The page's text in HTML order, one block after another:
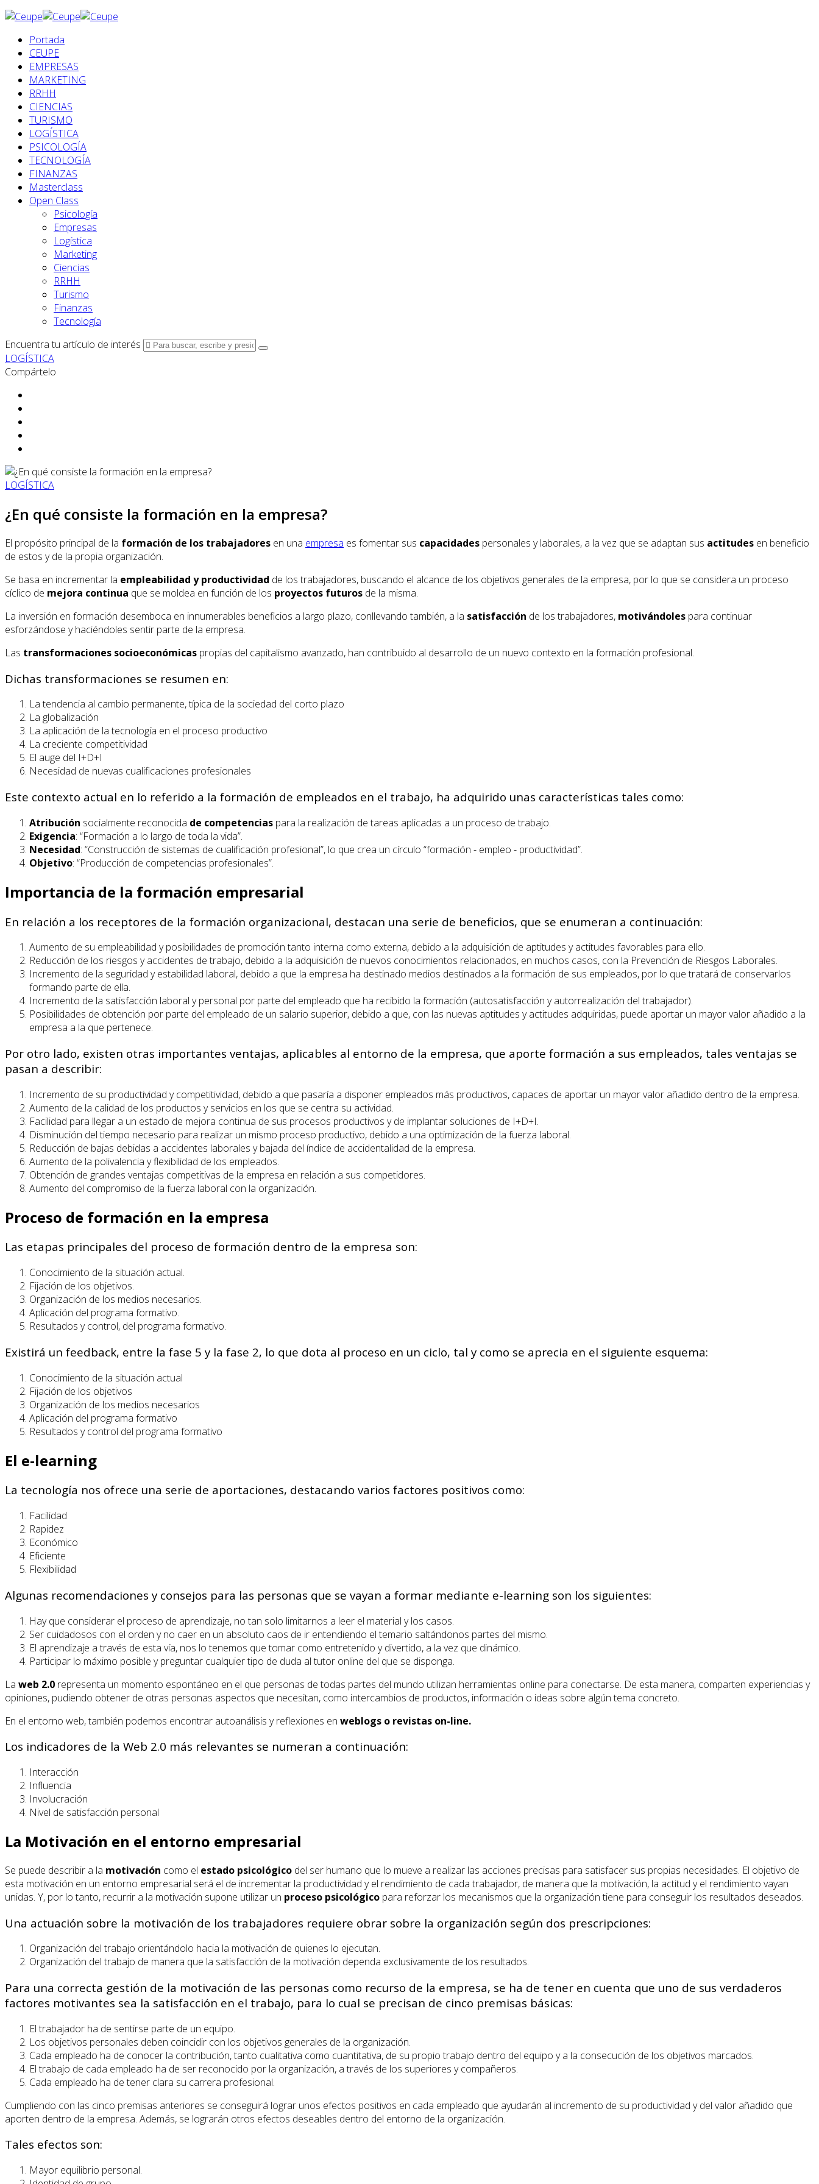
Portada
CEUPE
EMPRESAS
MARKETING
RRHH
CIENCIAS
TURISMO
LOGÍSTICA
PSICOLOGÍA
TECNOLOGÍA
FINANZAS
Masterclass
Open Class
Psicología
Empresas
Logística
Marketing
Ciencias
RRHH
Turismo
Finanzas
Tecnología
Encuentra tu artículo de interés
LOGÍSTICA
Compártelo
LOGÍSTICA
¿En qué consiste la formación en la empresa?
El propósito principal de la formación de los trabajadores en una empresa es fomentar sus capacidades personales y laborales, a la vez que se adaptan sus actitudes en beneficio
de estos y de la propia organización.
Se basa en incrementar la empleabilidad y productividad de los trabajadores, buscando el alcance de los objetivos generales de la empresa, por lo que se considera un proceso
cíclico de mejora continua que se moldea en función de los proyectos futuros de la misma.
La inversión en formación desemboca en innumerables beneficios a largo plazo, conllevando también, a la satisfacción de los trabajadores, motivándoles para continuar
esforzándose y haciéndoles sentir parte de la empresa.
Las transformaciones socioeconómicas propias del capitalismo avanzado, han contribuido al desarrollo de un nuevo contexto en la formación profesional.
Dichas transformaciones se resumen en:
La tendencia al cambio permanente, típica de la sociedad del corto plazo
La globalización
La aplicación de la tecnología en el proceso productivo
La creciente competitividad
El auge del I+D+I
Necesidad de nuevas cualificaciones profesionales
Este contexto actual en lo referido a la formación de empleados en el trabajo, ha adquirido unas características tales como:
Atribución socialmente reconocida de competencias para la realización de tareas aplicadas a un proceso de trabajo.
Exigencia: “Formación a lo largo de toda la vida”.
Necesidad: “Construcción de sistemas de cualificación profesional”, lo que crea un círculo “formación - empleo - productividad”.
Objetivo: “Producción de competencias profesionales”.
Importancia de la formación empresarial
En relación a los receptores de la formación organizacional, destacan una serie de beneficios, que se enumeran a continuación:
Aumento de su empleabilidad y posibilidades de promoción tanto interna como externa, debido a la adquisición de aptitudes y actitudes favorables para ello.
Reducción de los riesgos y accidentes de trabajo, debido a la adquisición de nuevos conocimientos relacionados, en muchos casos, con la Prevención de Riesgos Laborales.
Incremento de la seguridad y estabilidad laboral, debido a que la empresa ha destinado medios destinados a la formación de sus empleados, por lo que tratará de conservarlos
formando parte de ella.
Incremento de la satisfacción laboral y personal por parte del empleado que ha recibido la formación (autosatisfacción y autorrealización del trabajador).
Posibilidades de obtención por parte del empleado de un salario superior, debido a que, con las nuevas aptitudes y actitudes adquiridas, puede aportar un mayor valor añadido a la
empresa a la que pertenece.
Por otro lado, existen otras importantes ventajas, aplicables al entorno de la empresa, que aporte formación a sus empleados, tales ventajas se
pasan a describir:
Incremento de su productividad y competitividad, debido a que pasaría a disponer empleados más productivos, capaces de aportar un mayor valor añadido dentro de la empresa.
Aumento de la calidad de los productos y servicios en los que se centra su actividad.
Facilidad para llegar a un estado de mejora continua de sus procesos productivos y de implantar soluciones de I+D+I.
Disminución del tiempo necesario para realizar un mismo proceso productivo, debido a una optimización de la fuerza laboral.
Reducción de bajas debidas a accidentes laborales y bajada del índice de accidentalidad de la empresa.
Aumento de la polivalencia y flexibilidad de los empleados.
Obtención de grandes ventajas competitivas de la empresa en relación a sus competidores.
Aumento del compromiso de la fuerza laboral con la organización.
Proceso de formación en la empresa
Las etapas principales del proceso de formación dentro de la empresa son:
Conocimiento de la situación actual.
Fijación de los objetivos.
Organización de los medios necesarios.
Aplicación del programa formativo.
Resultados y control, del programa formativo.
Existirá un feedback, entre la fase 5 y la fase 2, lo que dota al proceso en un ciclo, tal y como se aprecia en el siguiente esquema:
Conocimiento de la situación actual
Fijación de los objetivos
Organización de los medios necesarios
Aplicación del programa formativo
Resultados y control del programa formativo
El e-learning
La tecnología nos ofrece una serie de aportaciones, destacando varios factores positivos como:
Facilidad
Rapidez
Económico
Eficiente
Flexibilidad
Algunas recomendaciones y consejos para las personas que se vayan a formar mediante e-learning son los siguientes:
Hay que considerar el proceso de aprendizaje, no tan solo limitarnos a leer el material y los casos.
Ser cuidadosos con el orden y no caer en un absoluto caos de ir entendiendo el temario saltándonos partes del mismo.
El aprendizaje a través de esta vía, nos lo tenemos que tomar como entretenido y divertido, a la vez que dinámico.
Participar lo máximo posible y preguntar cualquier tipo de duda al tutor online del que se disponga.
La web 2.0 representa un momento espontáneo en el que personas de todas partes del mundo utilizan herramientas online para conectarse. De esta manera, comparten experiencias y
opiniones, pudiendo obtener de otras personas aspectos que necesitan, como intercambios de productos, información o ideas sobre algún tema concreto.
En el entorno web, también podemos encontrar autoanálisis y reflexiones en weblogs o revistas on-line.
Los indicadores de la Web 2.0 más relevantes se numeran a continuación:
Interacción
Influencia
Involucración
Nivel de satisfacción personal
La Motivación en el entorno empresarial
Se puede describir a la motivación como el estado psicológico del ser humano que lo mueve a realizar las acciones precisas para satisfacer sus propias necesidades. El objetivo de
esta motivación en un entorno empresarial será el de incrementar la productividad y el rendimiento de cada trabajador, de manera que la motivación, la actitud y el rendimiento vayan
unidas. Y, por lo tanto, recurrir a la motivación supone utilizar un proceso psicológico para reforzar los mecanismos que la organización tiene para conseguir los resultados deseados.
Una actuación sobre la motivación de los trabajadores requiere obrar sobre la organización según dos prescripciones:
Organización del trabajo orientándolo hacia la motivación de quienes lo ejecutan.
Organización del trabajo de manera que la satisfacción de la motivación dependa exclusivamente de los resultados.
Para una correcta gestión de la motivación de las personas como recurso de la empresa, se ha de tener en cuenta que uno de sus verdaderos
factores motivantes sea la satisfacción en el trabajo, para lo cual se precisan de cinco premisas básicas:
El trabajador ha de sentirse parte de un equipo.
Los objetivos personales deben coincidir con los objetivos generales de la organización.
Cada empleado ha de conocer la contribución, tanto cualitativa como cuantitativa, de su propio trabajo dentro del equipo y a la consecución de los objetivos marcados.
El trabajo de cada empleado ha de ser reconocido por la organización, a través de los superiores y compañeros.
Cada empleado ha de tener clara su carrera profesional.
Cumpliendo con las cinco premisas anteriores se conseguirá lograr unos efectos positivos en cada empleado que ayudarán al incremento de su productividad y del valor añadido que
aporten dentro de la empresa. Además, se lograrán otros efectos deseables dentro del entorno de la organización.
Tales efectos son:
Mayor equilibrio personal.